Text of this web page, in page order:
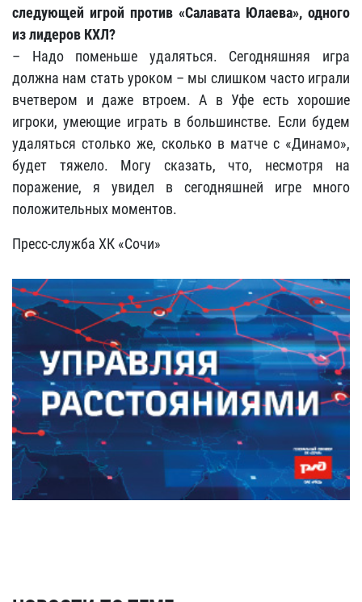
следующей игрой против «Салавата Юлаева», одного
из лидеров КХЛ?
– Надо поменьше удаляться. Сегодняшняя игра
должна нам стать уроком – мы слишком часто играли
вчетвером и даже втроем. А в Уфе есть хорошие
игроки, умеющие играть в большинстве. Если будем
удаляться столько же, сколько в матче с «Динамо»,
будет тяжело. Могу сказать, что, несмотря на
поражение, я увидел в сегодняшней игре много
положительных моментов.
Пресс-служба ХК «Сочи»